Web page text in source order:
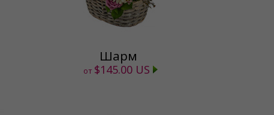
Шарм
от $145.00 US